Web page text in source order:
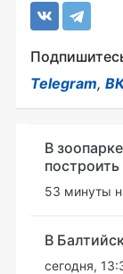
Telegram,
В
53 минуты
В
сегодня,